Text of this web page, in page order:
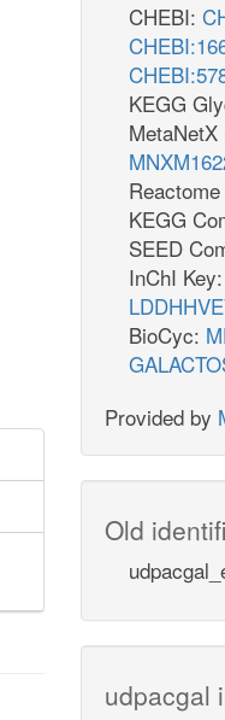
CHEBI:
KEGG
KEGG
SEED
InChI Key:
BioCyc:
Provided by
Old
udpacgal